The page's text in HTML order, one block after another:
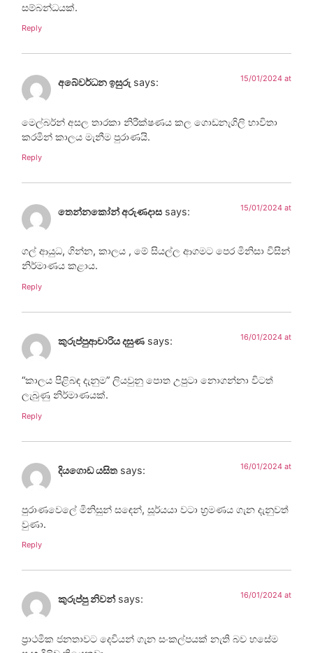
සම්බන්ධයක්.
Reply
අබේවර්ධන ඉසුරු says: 15/01/2024 at
මෙල්බර්න් අසල තාරකා නිරීක්ෂණය කල ගොඩනැගිලි භාවිතා
කරමින් කාලය මැනීම පුරාණයි.
Reply
තෙන්නකෝන් අරුණදාස says: 15/01/2024 at
ගල් ආයුධ, ගින්න, කාලය , මේ සියල්ල ආගමට පෙර මිනිසා විසින්
නිර්මාණය කළාය.
Reply
කුරුප්පුආචාරිය දසුණ says: 16/01/2024 at
“කාලය පිළිබඳ දැනුම” ලියවුනු පොත උපුටා නොගන්නා විටත්
ලැබුණු නිර්මාණයක්.
Reply
දියගොඩ යසිත says: 16/01/2024 at
පුරාණවෙලේ මිනිසුන් සඳෙන්, සූර්යයා වටා භ්‍රමණය ගැන දැනුවත්
වුණා.
Reply
කුරුප්පු නිවන් says: 16/01/2024 at
ප්‍රාථමික ජනතාවට දෙවියන් ගැන සංකල්පයක් නැති බව හසේම